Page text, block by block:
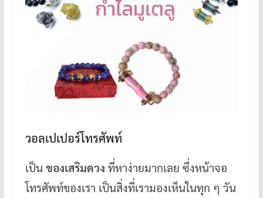
วอลเปเปอร์โทรศัพท์
เป็น ของเสริมดวง ที่หาง่ายมากเลย ซึ่งหน้าจอ
โทรศัพท์ของเรา เป็นสิ่งที่เรามองเห็นในทุก ๆ วัน